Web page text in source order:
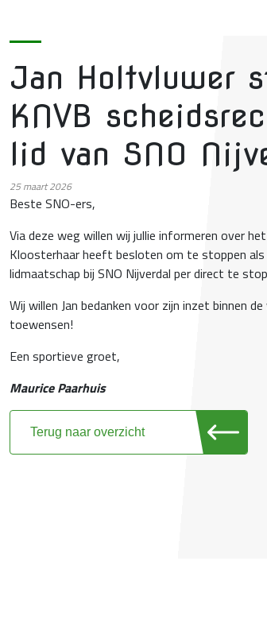
Jan Holtvluwer
KNVB
lid van SNO
25maart 2026
Beste SNO-ers,
Via deze weg willen wij jullie informeren over
Kloosterhaar heeft besloten om te stoppen
lidmaatschap bij SNO Nijverdal per direct te
Wij willen Jan bedanken voor zijn inzet binnen
toewensen!
Een sportieve groet,
Maurice Paarhuis
Terug naar overzicht